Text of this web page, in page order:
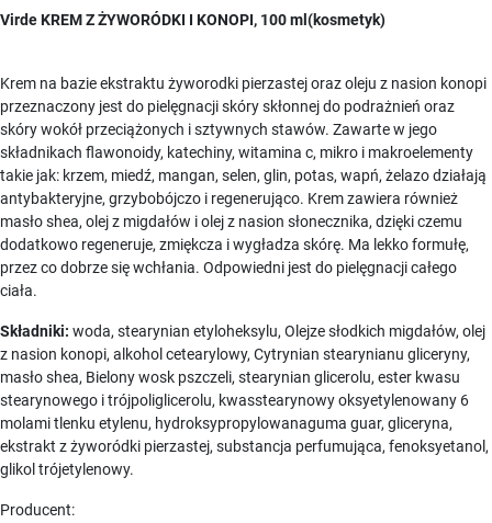
Virde KREM Z ŻYWORÓDKI I KONOPI, 100 ml(kosmetyk)
Krem na bazie ekstraktu żyworodki pierzastej oraz oleju z nasion konopi
przeznaczony jest do pielęgnacji skóry skłonnej do podrażnień oraz
skóry wokół przeciążonych i sztywnych stawów. Zawarte w jego
składnikach flawonoidy, katechiny, witamina c, mikro i makroelementy
takie jak: krzem, miedź, mangan, selen, glin, potas, wapń, żelazo działają
antybakteryjne, grzybobójczo i regenerująco. Krem zawiera również
masło shea, olej z migdałów i olej z nasion słonecznika, dzięki czemu
dodatkowo regeneruje, zmiękcza i wygładza skórę. Ma lekko formułę,
przez co dobrze się wchłania. Odpowiedni jest do pielęgnacji całego
ciała.
Składniki: woda, stearynian etyloheksylu, Olejze słodkich migdałów, olej
z nasion konopi, alkohol cetearylowy, Cytrynian stearynianu gliceryny,
masło shea, Bielony wosk pszczeli, stearynian glicerolu, ester kwasu
stearynowego i trójpoliglicerolu, kwasstearynowy oksyetylenowany 6
molami tlenku etylenu, hydroksypropylowanaguma guar, gliceryna,
ekstrakt z żyworódki pierzastej, substancja perfumująca, fenoksyetanol,
glikol trójetylenowy.
Producent: